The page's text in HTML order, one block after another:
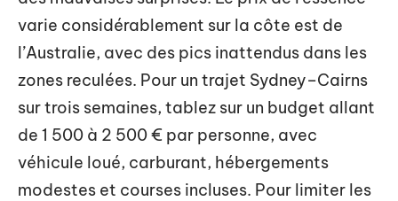
varie considérablement sur la côte est de
l’Australie, avec des pics inattendus dans les
zones reculées. Pour un trajet Sydney–Cairns
sur trois semaines, tablez sur un budget allant
de 1 500 à 2 500 € par personne, avec
véhicule loué, carburant, hébergements
modestes et courses incluses. Pour limiter les